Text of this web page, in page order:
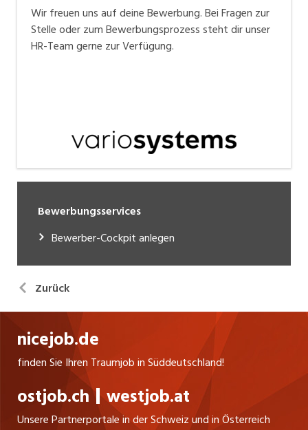
Wir freuen uns auf deine Bewerbung. Bei Fragen zur
Stelle oder zum Bewerbungsprozess steht dir unser
HR-Team gerne zur Verfügung.
Bewerbungsservices
Bewerber-Cockpit anlegen
Zurück
nicejob.de
finden Sie Ihren Traumjob in Süddeutschland!
ostjob.ch westjob.at
Unsere Partnerportale in der Schweiz und in Österreich